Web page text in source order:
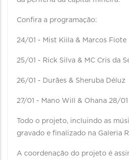
Confira a programação:
24/01 - Mist Kiila & Marcos Fiote
25/01 - Rick Silva & MC Cris da
26/01 - Durães & Sheruba Déluz
27/01 - Mano Will & Ohana 28/
Todo o projeto, incluindo as
gravado e finalizado na Galeria
A coordenação do projeto é